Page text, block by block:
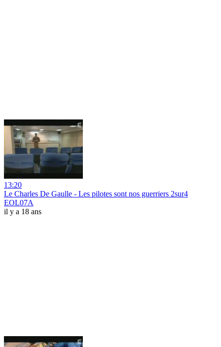
13:20
Le Charles De Gaulle - Les pilotes sont nos guerriers 2sur4
EOL07A
il y a 18 ans